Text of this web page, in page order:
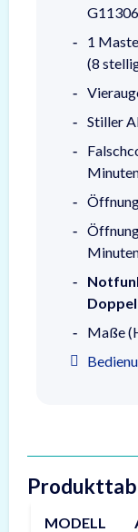
1
(8
Stiller
Maße
MODELL